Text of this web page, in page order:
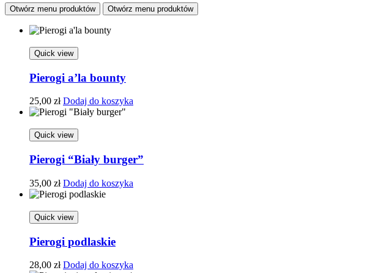
Otwórz menu produktów Otwórz menu produktów
Quick view
Pierogi a’la bounty
25,00 zł Dodaj do koszyka
Quick view
Pierogi “Biały burger”
35,00 zł Dodaj do koszyka
Quick view
Pierogi podlaskie
28,00 zł Dodaj do koszyka